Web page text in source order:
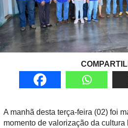
A manhã desta terça-feira (02) foi
momento de valorização da